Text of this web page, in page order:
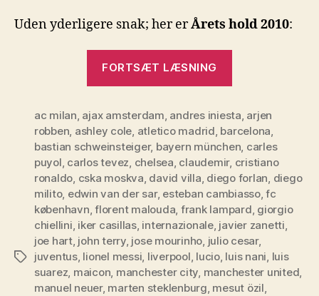
Uden yderligere snak; her erÅrets hold 2010:
FORTSÆT LÆSNING
Tags
ac milan ajax amsterdam andres iniesta arjen
robben ashley cole atletico madrid barcelona
bastian schweinsteiger, bayern münchen carles
puyol carlos tevez chelsea claudemir, cristiano
ronaldo cska moskva david villa diego forlan diego
milito, edwin van der sar, esteban cambiasso,fc
københavn ,florent malouda frank lampard giorgio
chiellini iker casillas, internazionale, javier zanetti
joe hart, john terry, jose mourinho julio cesar,
juventus, lionel messi liverpool lucio, luis nani luis
suarez maicon manchester city manchester united
manuel neuer, marten steklenburg mesut özil